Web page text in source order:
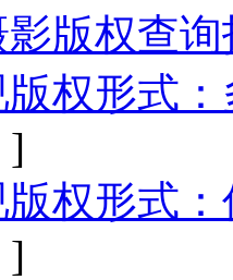
版权查
权形式
]
权形式
]